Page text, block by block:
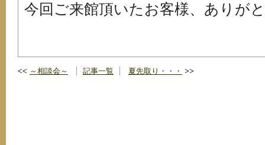
今回ご来館頂いたお客様、ありが
～相談会～ 記事一覧 夏先取り・・・